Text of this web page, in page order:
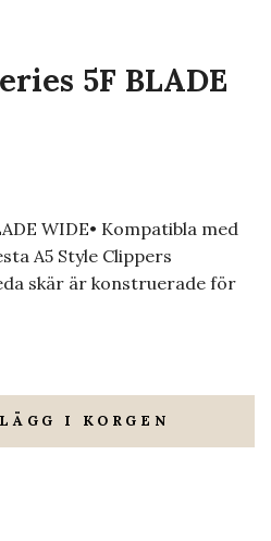
5F BLADE
WIDE• Kompatibla med
A5 Style Clippers
skär är konstruerade för
LÄGG I KORGEN